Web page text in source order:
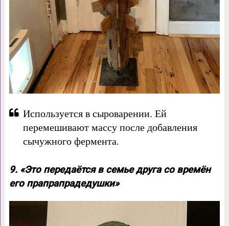
Используется в сыроварении. Ей
перемешивают массу после добавления
сычужного фермента.
9. «Это передаётся в семье друга со времён
его прапрапрадедушки»